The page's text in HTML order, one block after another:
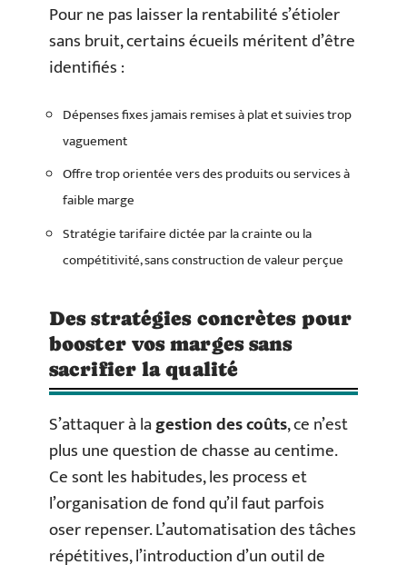
Pour ne pas laisser la rentabilité s’étioler
sans bruit, certains écueils méritent d’être
identifiés :
Dépenses fixes jamais remises à plat et suivies trop
vaguement
Offre trop orientée vers des produits ou services à
faible marge
Stratégie tarifaire dictée par la crainte ou la
compétitivité, sans construction de valeur perçue
Des stratégies concrètes pour
booster vos marges sans
sacrifier la qualité
S’attaquer à lagestion des coûts, ce n’est
plus une question de chasse au centime.
Ce sont les habitudes, les process et
l’organisation de fond qu’il faut parfois
oser repenser. L’automatisation des tâches
répétitives, l’introduction d’un outil de